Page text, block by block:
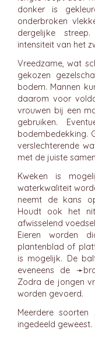
donker is
onderbroken
dergelijke
intensiteit van het
Vreedzame, wat
gekozen
bodem. Mannen
daarom voor
vrouwen bij een
gebruiken.
bodembedekking.
verslechterende
met de juiste
Kweken is
waterkwaliteit
neemt de kans
Houdt ook het
afwisselend
Eieren worden
plantenblad of
is mogelijk. De
eveneens de ➛
Zodra de jongen
worden gevoerd.
Meerdere
ingedeeld geweest.